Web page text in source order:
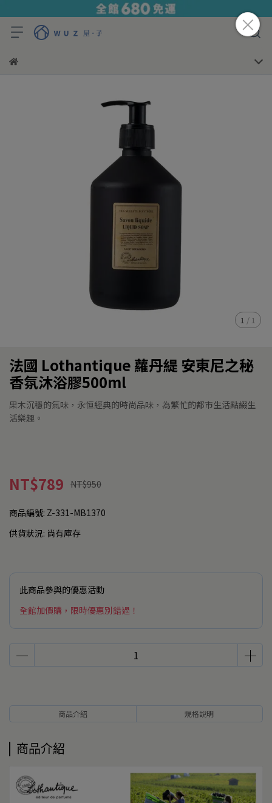
1 / 1
法國 Lothantique 蘿丹緹 安東尼之秘
香氛沐浴膠500ml
果木沉穩的氣味，永恒經典的時尚品味，為繁忙的都市生活點綴生
活樂趣。
NT$789 NT$950
商品編號: Z-331-MB1370
供貨狀況: 尚有庫存
此商品參與的優惠活動
全館加價購，限時優惠別錯過！
商品介紹 規格說明
商品介紹